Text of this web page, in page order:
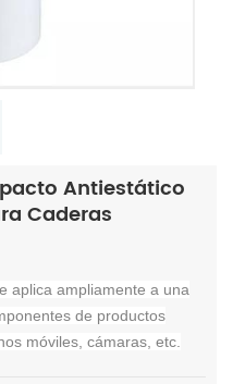
Antiestático
Caderas
aplica ampliamente a una
de productos
móviles, cámaras, etc.